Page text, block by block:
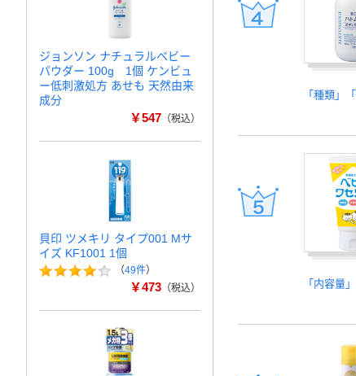
「種類」
「内容量
ジョンソン ナチュラルベビー
パウダー 100g 1個 ケンビュ
ー低刺激処方 あせも 天然由来
成分
￥547 （税込）
貝印 ツメキリ タイプ001 Mサ
イズ KF1001 1個
（49件）
￥473 （税込）